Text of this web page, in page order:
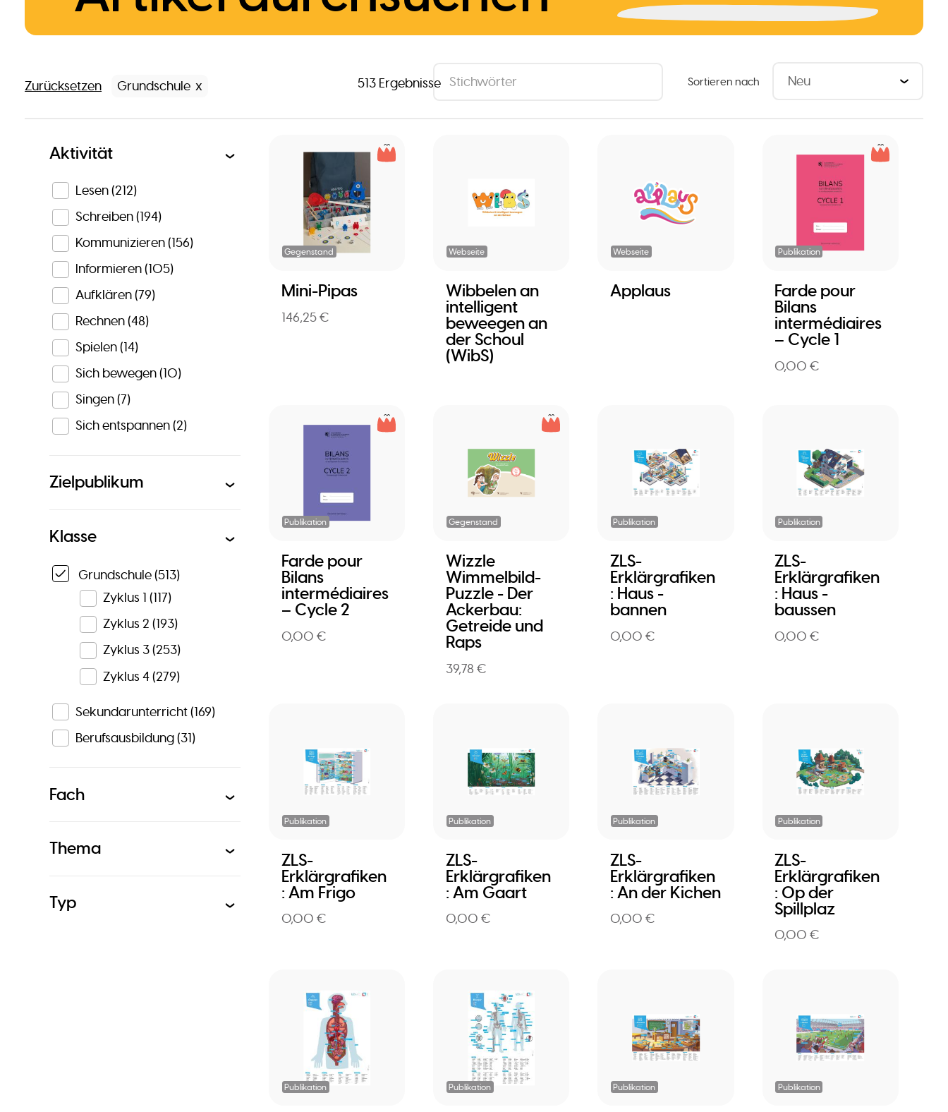
Zurücksetzen Grundschule Sortieren nach
513 Ergebnisse
Gegenstand
Mini-Pipas
146,25 €
Webseite
Wibbelen an
intelligent
beweegen an
der Schoul
(WibS)
Webseite
Applaus
Publikation
Farde pour
Bilans
intermédiaires
– Cycle 1
0,00 €
Publikation
Farde pour
Bilans
intermédiaires
– Cycle 2
0,00 €
Gegenstand
Wizzle
Wimmelbild-
Puzzle - Der
Ackerbau:
Getreide und
Raps
39,78 €
Publikation
ZLS-
Erklärgrafiken
: Haus -
bannen
0,00 €
Publikation
ZLS-
Erklärgrafiken
: Haus -
baussen
0,00 €
Publikation
ZLS-
Erklärgrafiken
: Am Frigo
0,00 €
Publikation
ZLS-
Erklärgrafiken
: Am Gaart
0,00 €
Publikation
ZLS-
Erklärgrafiken
: An der Kichen
0,00 €
Publikation
ZLS-
Erklärgrafiken
: Op der
Spillplaz
0,00 €
Publikation Publikation Publikation Publikation
Aktivität
Lesen(212)
Schreiben(194)
Kommunizieren(156)
Informieren(105)
Aufklären(79)
Rechnen(48)
Spielen(14)
Sich bewegen(10)
Singen(7)
Sich entspannen(2)
Zielpublikum
Klasse
Grundschule(513)
Zyklus 1 (117)
Zyklus 2 (193)
Zyklus 3 (253)
Zyklus 4 (279)
Sekundarunterricht(169)
Berufsausbildung(31)
Fach
Thema
Typ